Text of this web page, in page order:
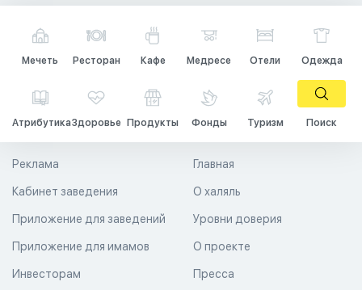
Мечеть Ресторан Кафе Медресе Отели Одежда
АтрибутикаЗдоровье Продукты Фонды Туризм Поиск
Главная
О халяль
Уровни доверия
Реклама
Кабинет заведения
Приложение для заведений
Приложение для имамов О проекте
Пресса
Инвесторам